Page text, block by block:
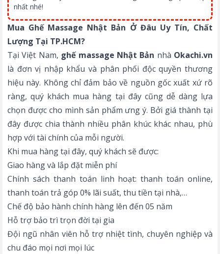
nhất nhé!
Mua Ghế Massage Nhật Bản Ở Đâu Uy Tín, Chất
Lượng Tại TP.HCM?
Tại Việt Nam, ghế massage Nhật Bản nhà Okachi.vn
là đơn vị nhập khẩu và phân phối độc quyền thương
hiệu này. Không chỉ đảm bảo về nguồn gốc xuất xứ rõ
ràng, quý khách mua hàng tại đây cũng dễ dàng lựa
chọn được cho mình sản phẩm ưng ý. Bởi giá thành tại
đây được chia thành nhiều phân khúc khác nhau, phù
hợp với tài chính của mỗi người.
Khi mua hàng tại đây, quý khách sẽ được:
Giao hàng và lắp đặt miễn phí
Chính sách thanh toán linh hoạt: thanh toán online,
thanh toán trả góp 0% lãi suất, thu tiền tại nhà,…
Chế độ bảo hành chính hàng lên đến 05 năm
Hỗ trợ bảo trì trọn đời tại gia
Đội ngũ nhân viên hỗ trợ nhiệt tình, chuyên nghiệp và
chu đáo mọi nơi mọi lúc